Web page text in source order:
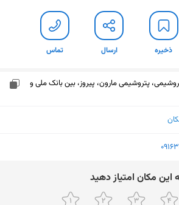
ذخیره ارسال تماس
پتروشیمی مارون، پیروز، بین بانک ملی و
اﯾﻦ ﻣﮑﺎن اﻣﺘﯿﺎز دﻫﯿﺪ